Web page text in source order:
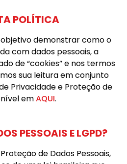
POLÍTICA
demonstrar como o
com dados pessoais, a
de “cookies” e nos termos
sua leitura em conjunto
Privacidade e Proteção de
emAQUI.
PESSOAIS E LGPD?
de Dados Pessoais,